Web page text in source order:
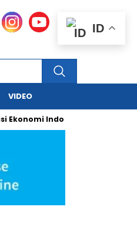
VIDEO
Indonesia – Australia, Evaluasi
ID